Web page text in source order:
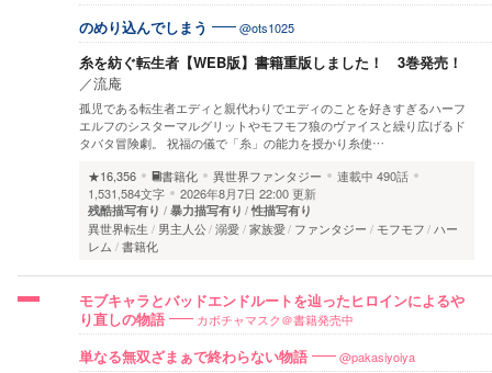
のめり込んでしまう @ots1025
糸を紡ぐ転生者【WEB版】書籍重版しました！ 3巻発売！
／流庵
孤児である転生者エディと親代わりでエディのことを好きすぎるハーフ
エルフのシスターマルグリットやモフモフ狼のヴァイスと繰り広げるド
タバタ冒険劇。 祝福の儀で「糸」の能力を授かり糸使…
★16,356
書籍化 異世界ファンタジー 連載中 490話
1,531,584文字
2026年8月7日 22:00 更新
残酷描写有り 暴力描写有り 性描写有り
異世界転生 男主人公 溺愛 家族愛 ファンタジー モフモフ ハー
レム
書籍化
モブキャラとバッドエンドルートを辿ったヒロインによるや
り直しの物語
カボチャマスク＠書籍発売中
単なる無双ざまぁで終わらない物語 @pakasiyoiya